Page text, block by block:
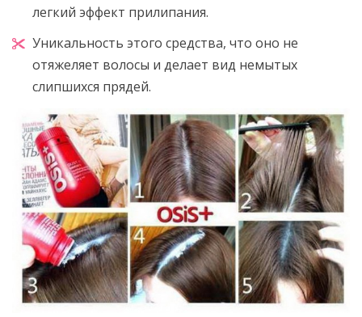
легкий эффект прилипания.
Уникальность этого средства, что оно не
отяжеляет волосы и делает вид немытых
слипшихся прядей.